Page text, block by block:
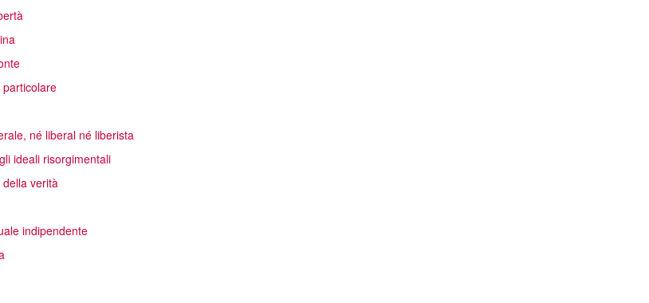
né liberal né liberista
ideali risorgimentali
verità
indipendente